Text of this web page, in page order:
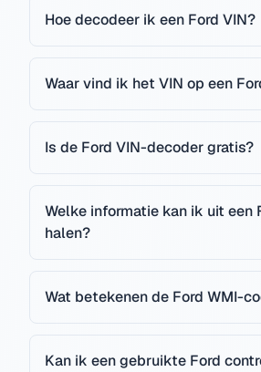
Hoe decodeer ik een Ford VIN?
Waar vind ik het VIN op een
Is de Ford VIN-decoder gratis?
Welke informatie kan ik uit een
halen?
Wat betekenen de Ford WMI-
Kan ik een gebruikte Ford